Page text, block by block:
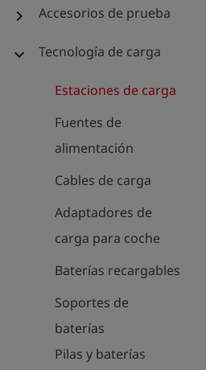
chevron_right Accesorios de prueba
expand_more Tecnología de carga
Estaciones de carga
Fuentes de
alimentación
Cables de carga
Adaptadores de
carga para coche
Baterías recargables
Soportes de
baterías
Pilas y baterías